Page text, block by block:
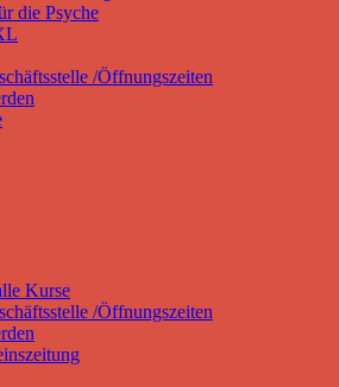
die Psyche
/Öffnungszeiten
Kurse
/Öffnungszeiten